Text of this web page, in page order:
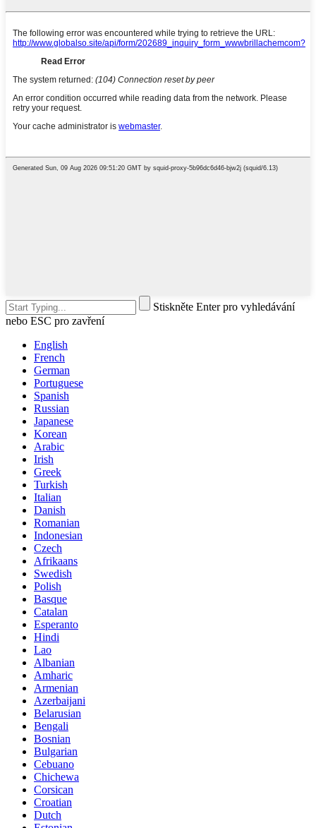
Stiskněte Enter pro vyhledávání
nebo ESC pro zavření
English
French
German
Portuguese
Spanish
Russian
Japanese
Korean
Arabic
Irish
Greek
Turkish
Italian
Danish
Romanian
Indonesian
Czech
Afrikaans
Swedish
Polish
Basque
Catalan
Esperanto
Hindi
Lao
Albanian
Amharic
Armenian
Azerbaijani
Belarusian
Bengali
Bosnian
Bulgarian
Cebuano
Chichewa
Corsican
Croatian
Dutch